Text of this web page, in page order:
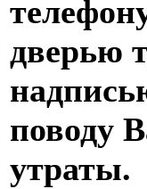
дверью
поводу
утраты.